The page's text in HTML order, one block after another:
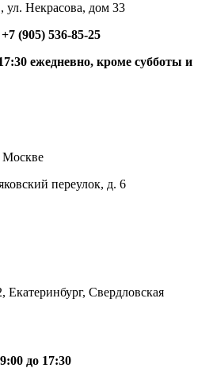
ул. Некрасова, дом 33
(905) 536-85-25
ежедневно, кроме субботы и
Москве
переулок, д. 6
Свердловская
до 17:30